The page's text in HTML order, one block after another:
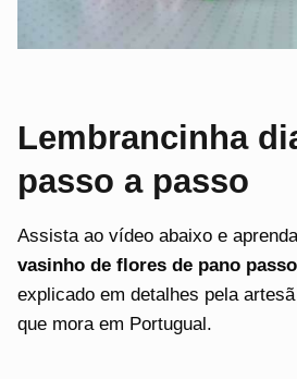
Lembrancinha
passo a passo
Assista ao vídeo abaixo e
vasinho de flores de pano
explicado em detalhes pela
que mora em Portugual.